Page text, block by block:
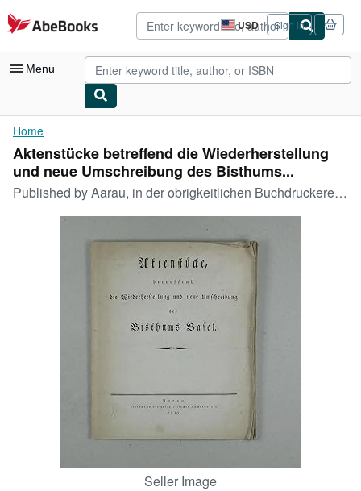
Skip to main content
AbeBooks.com USD
Site
shopping
preferences
Sign in
Menu
My Account
My Purchases
Advanced Search
Browse Collections
CLOSE
Home
Aktenstücke betreffend die Wiederherstellung
und neue Umschreibung des Bisthums...
Published byAarau, in der obrigkeitlichen Buchdruckerei., 1830
Seller Image